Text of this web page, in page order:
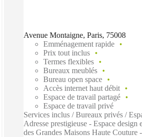
Avenue Montaigne, Paris, 75008
Emménagement rapide
Prix tout inclus
Termes flexibles
Bureaux meublés
Bureau open space
Accès internet haut débit
Espace de travail partagé
Espace de travail privé
Services inclus / Bureaux privés /
Adresse prestigieuse - Espace
des Grandes Maisons Haute Couture